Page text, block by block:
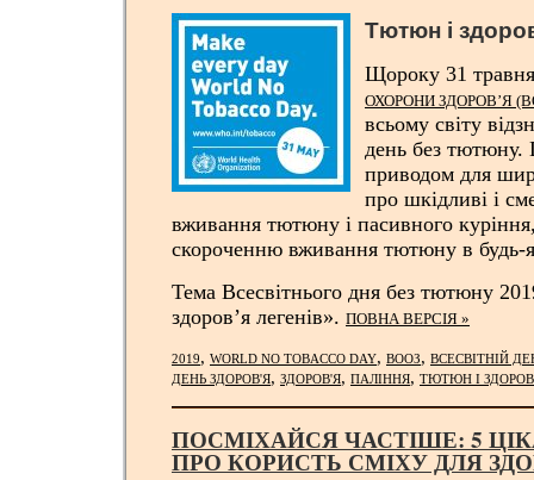
Тютюн і
Щороку 31
ОХОРОНИ ЗДОРОВ’Я
всьому світу
день без тютюну.
приводом для
про шкідливі і
вживання тютюну і пасивного
скороченню вживання тютюну в будь-
Тема Всесвітнього дня без тютюну
здоров’я легенів». ПОВНА ВЕРСІЯ »
2019, WORLD NO TOBACCO DAY, ВООЗ, ВСЕСВІТНІЙ
ДЕНЬ ЗДОРОВ'Я, ЗДОРОВ'Я, ПАЛІННЯ, ТЮТЮН І
ПОСМІХАЙСЯ ЧАСТІШЕ: 5
ПРО КОРИСТЬ СМІХУ ДЛЯ